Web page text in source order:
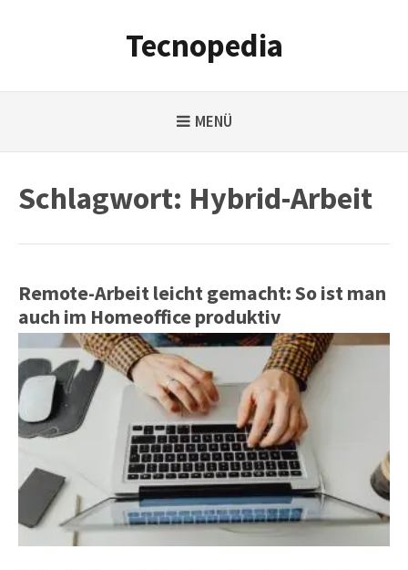
Tecnopedia
MENÜ
Schlagwort: Hybrid-Arbeit
Remote-Arbeit leicht gemacht: So ist man
auch im Homeoffice produktiv